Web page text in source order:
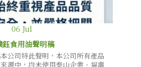
06 Jul
鈺食用油聲明稿
公司特此聲明，本公司所有產品
源中，均未使用泰山企業、福壽